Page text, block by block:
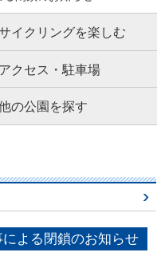
イクリングを楽しむ
アクセス・駐車場
の公園を探す
よる閉鎖のお知らせ